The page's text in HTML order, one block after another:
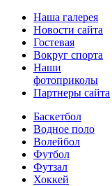
Наша галерея
Новости сайта
Гостевая
Вокруг спорта
Наши
фотоприколы
Партнеры сайта
Баскетбол
Водное поло
Волейбол
Футбол
Футзал
Хоккей